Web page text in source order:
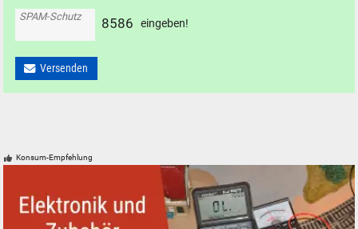
SPAM-Schutz 8586 eingeben!
Versenden
Konsum-Empfehlung